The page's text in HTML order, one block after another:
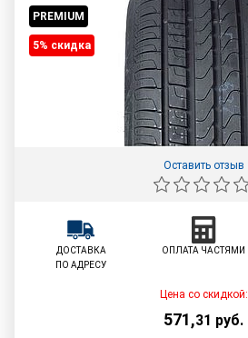
PREMIUM
5% cкидка
Оставить отзыв
ДОСТАВКА
ПО АДРЕСУ
ОПЛАТА ЧАСТЯМИ
Цена со скидкой:
571,31 руб.